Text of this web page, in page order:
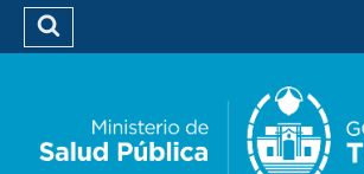
Biblioteca
Buscar